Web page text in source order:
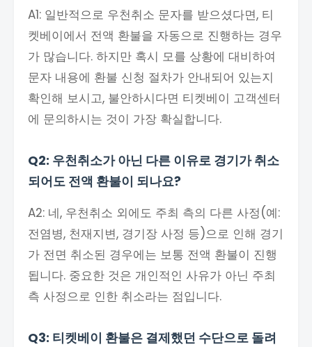
A1: 일반적으로 우천취소 문자를 받으셨다면, 티
켓베이에서 전액 환불을 자동으로 진행하는 경우
가 많습니다. 하지만 혹시 모를 상황에 대비하여
문자 내용에 환불 신청 절차가 안내되어 있는지
확인해 보시고, 불안하시다면 티켓베이 고객센터
에 문의하시는 것이 가장 확실합니다.
Q2: 우천취소가 아닌 다른 이유로 경기가 취소
되어도 전액 환불이 되나요?
A2: 네, 우천취소 외에도 주최 측의 다른 사정(예:
전염병, 천재지변, 경기장 사정 등)으로 인해 경기
가 전면 취소된 경우에는 보통 전액 환불이 진행
됩니다. 중요한 것은 개인적인 사유가 아닌 주최
측 사정으로 인한 취소라는 점입니다.
Q3: 티켓베이 환불은 결제했던 수단으로 돌려